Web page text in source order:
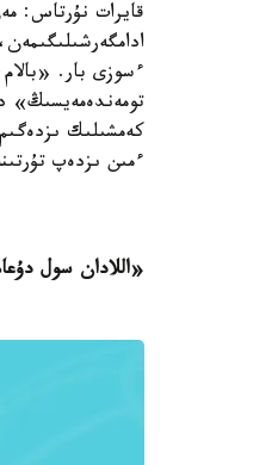
قايرات نۇرتاس:
ءسوزى بار.
تومەندەمەيسىڭ»
كەمشىلىك
ءمىن ىزدەپ
«اللادان سول